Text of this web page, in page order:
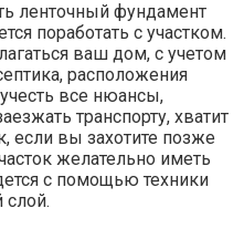
ленточный фундамент
поработать с участком.
ваш дом, с учетом
расположения
все нюансы,
транспорту, хватит
если вы захотите позже
желательно иметь
с помощью техники
слой.